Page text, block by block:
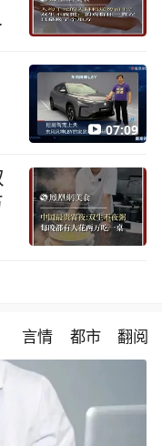
07:09
言情 都市 翻阅